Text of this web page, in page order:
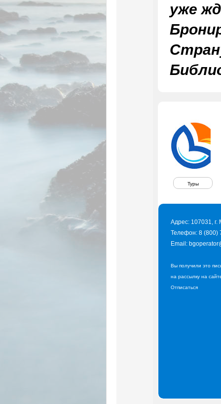
уже
Туры
Адрес: 107031,
Телефон: 8 (800)
Email:
Вы получили это
на рассылку на
Отписаться